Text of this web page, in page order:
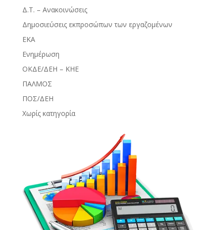
Δ.Τ. – Ανακοινώσεις
Δημοσιεύσεις εκπροσώπων των εργαζομένων
ΕΚΑ
Ενημέρωση
ΟΚΔΕ/ΔΕΗ – ΚΗΕ
ΠΑΛΜΟΣ
ΠΟΣ/ΔΕΗ
Χωρίς κατηγορία